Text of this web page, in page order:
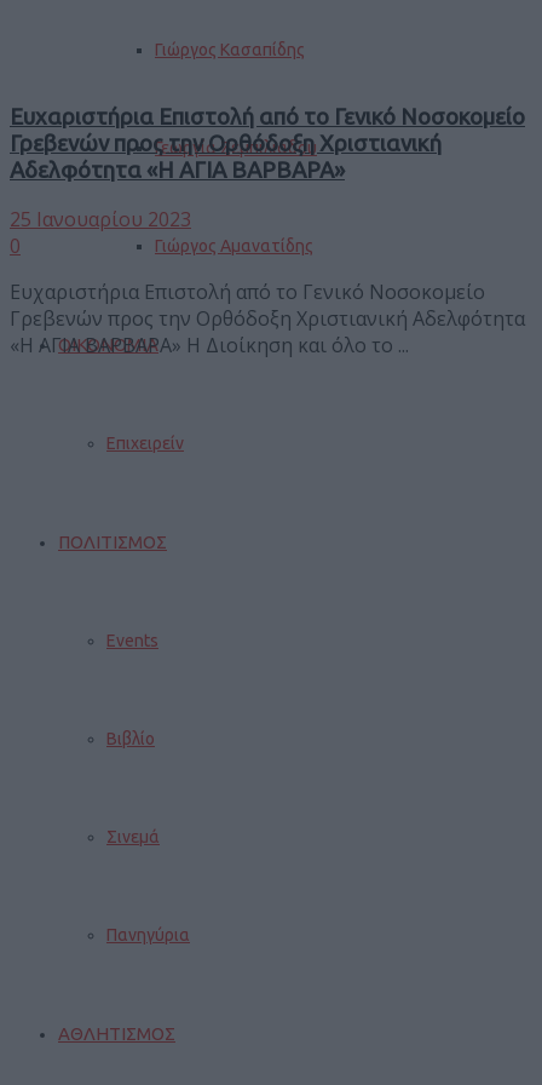
Γιώργος Κασαπίδης
Γεωργία Ζεμπιλιάδου
Γιώργος Αμανατίδης
ΟΙΚΟΝΟΜΙΑ
Επιχειρείν
ΠΟΛΙΤΙΣΜΟΣ
Events
Βιβλίο
Σινεμά
Πανηγύρια
ΑΘΛΗΤΙΣΜΟΣ
Ευχαριστήρια Επιστολή από το Γενικό Νοσοκομείο
Γρεβενών προς την Ορθόδοξη Χριστιανική
Αδελφότητα «Η ΑΓΙΑ ΒΑΡΒΑΡΑ»
25 Ιανουαρίου 2023
0
Ευχαριστήρια Επιστολή από το Γενικό Νοσοκομείο
Γρεβενών προς την Ορθόδοξη Χριστιανική Αδελφότητα
«Η ΑΓΙΑ ΒΑΡΒΑΡΑ» Η Διοίκηση και όλο το ...